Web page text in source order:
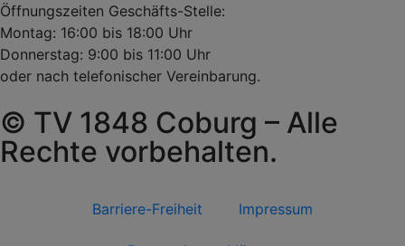
Öffnungszeiten Geschäfts-Stelle:
Montag: 16:00 bis 18:00 Uhr
Donnerstag: 9:00 bis 11:00 Uhr
oder nach telefonischer Vereinbarung.
© TV 1848 Coburg – Alle
Rechte vorbehalten.
Barriere-Freiheit Impressum